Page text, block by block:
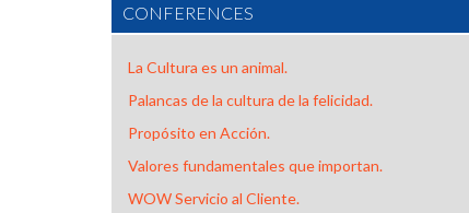
CONFERENCES
La Cultura es un animal.
Palancas de la cultura de la felicidad.
Propósito en Acción.
Valores fundamentales que importan.
WOW Servicio al Cliente.